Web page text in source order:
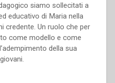
siamo sollecitati a
educativo di Maria nella
credente. Un ruolo che per
come modello e come
della sua